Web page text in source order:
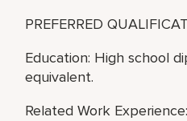
PREFERRED
Education: High school
equivalent.
Related Work